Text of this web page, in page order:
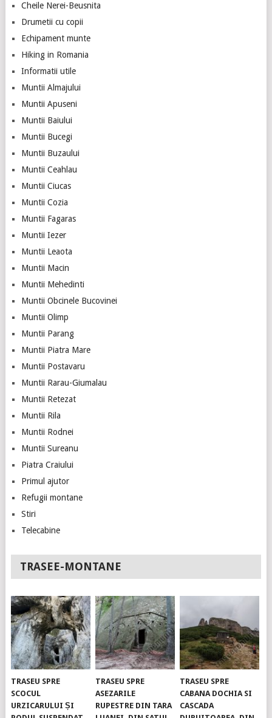
Cheile Nerei-Beusnita
Drumetii cu copii
Echipament munte
Hiking in Romania
Informatii utile
Muntii Almajului
Muntii Apuseni
Muntii Baiului
Muntii Bucegi
Muntii Buzaului
Muntii Ceahlau
Muntii Ciucas
Muntii Cozia
Muntii Fagaras
Muntii Iezer
Muntii Leaota
Muntii Macin
Muntii Mehedinti
Muntii Obcinele Bucovinei
Muntii Olimp
Muntii Parang
Muntii Piatra Mare
Muntii Postavaru
Muntii Rarau-Giumalau
Muntii Retezat
Muntii Rila
Muntii Rodnei
Muntii Sureanu
Piatra Craiului
Primul ajutor
Refugii montane
Stiri
Telecabine
TRASEE-MONTANE
TRASEU SPRE
SCOCUL
URZICARULUI ȘI
TRASEU SPRE
ASEZARILE
RUPESTRE DIN TARA
TRASEU SPRE
CABANA DOCHIA SI
CASCADA